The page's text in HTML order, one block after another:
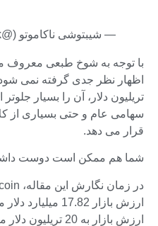
— شیبتوشی ناکاموتو (@BillyM2k)
با توجه به شوخ طبعی معروف
تریلیون دلار، آن را بسیار
سهامی عام و حتی بسیاری از
قرار می دهد.
شما هم ممکن است دوست
ارزش بازار
ارزش بازار به 20